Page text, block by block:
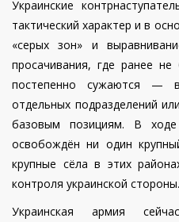
Украинские
тактический характер и в
«серых зон» и
просачивания, где ранее
постепенно сужаются —
отдельных подразделений
базовым позициям. В
освобождён ни один
крупные сёла в этих
контроля украинской стороны.
Украинская армия